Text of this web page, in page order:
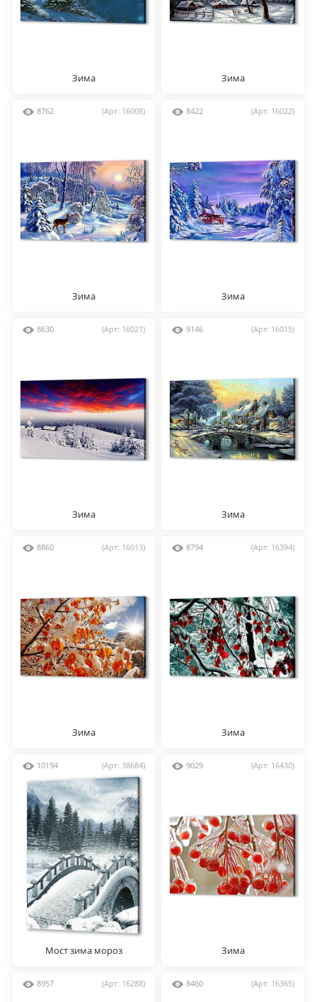
Зима Зима
8762 (Арт: 16008)
Зима
8422 (Арт: 16022)
Зима
8630 (Арт: 16021)
Зима
9146 (Арт: 16015)
Зима
8860 (Арт: 16013)
Зима
8794 (Арт: 16394)
Зима
10194 (Арт: 38684)
Мост зима мороз
9029 (Арт: 16430)
Зима
8957 (Арт: 16288) 8460 (Арт: 16365)